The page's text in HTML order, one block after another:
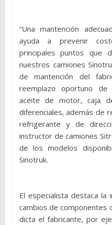
“Una mantención
ayuda a prevenir
principales puntos que
nuestros camiones
de mantención del
reemplazo oportuno
aceite de motor, caja
diferenciales, además de
refrigerante y de
instructor de camiones
de los modelos
Sinotruk.
El especialista destaca la
cambios de componentes
dicta el fabricante, por